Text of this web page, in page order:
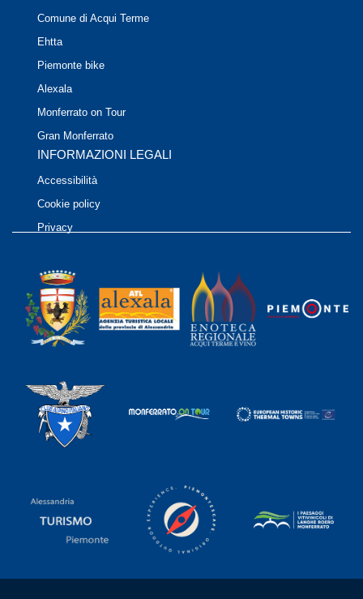
Comune di Acqui Terme
Ehtta
Piemonte bike
Alexala
Monferrato on Tour
Gran Monferrato
INFORMAZIONI LEGALI
Accessibilità
Cookie policy
Privacy